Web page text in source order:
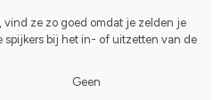
vind ze zo goed omdat je zelden je
spijkers bij het in- of uitzetten van de
Geen